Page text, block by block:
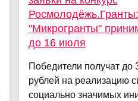
Росмолодёжь.Гранты:
"Микрогранты"
до 16 июля
Победители получат до
рублей на реализацию
социально значимых